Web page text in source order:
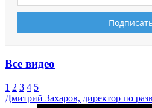
Все видео
1 2 3 4 5
Дмитрий Захаров, директор по